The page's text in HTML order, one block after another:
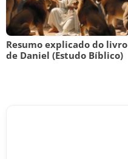
Resumo explicado do livro
de Daniel (Estudo Bíblico)